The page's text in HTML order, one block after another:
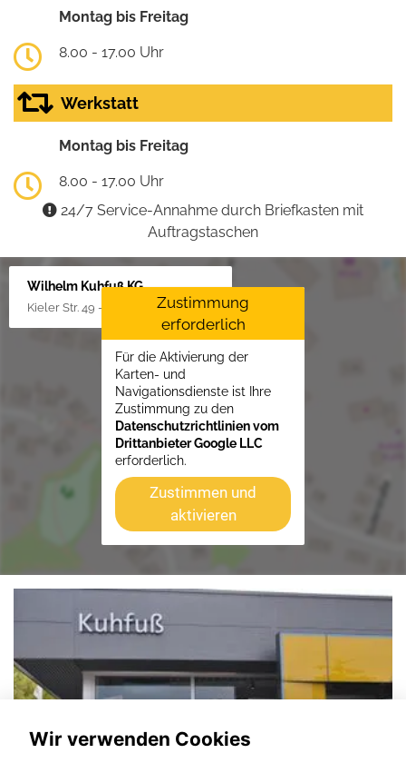
Montag bis Freitag
8.00 - 17.00 Uhr
Werkstatt
Montag bis Freitag
8.00 - 17.00 Uhr
24/7 Service-Annahme durch Briefkasten mit
Auftragstaschen
Wilhelm Kuhfuß KG
Kieler Str. 49 - 51, 25451 Quickborn
Zustimmung
erforderlich
Für die Aktivierung der
Karten- und
Navigationsdienste ist Ihre
Zustimmung zu den
Datenschutzrichtlinien vom
Drittanbieter Google LLC
erforderlich.
Zustimmen und
aktivieren
Wir verwenden Cookies